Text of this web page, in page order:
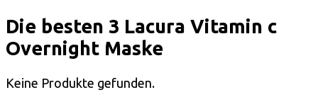
Die besten 3 Lacura Vitamin c
Overnight Maske
Keine Produkte gefunden.